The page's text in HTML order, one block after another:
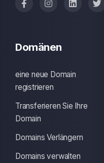
Domänen
eine neue Domain
registrieren
Transferieren Sie Ihre
Domain
Domains Verlängern
Domains verwalten